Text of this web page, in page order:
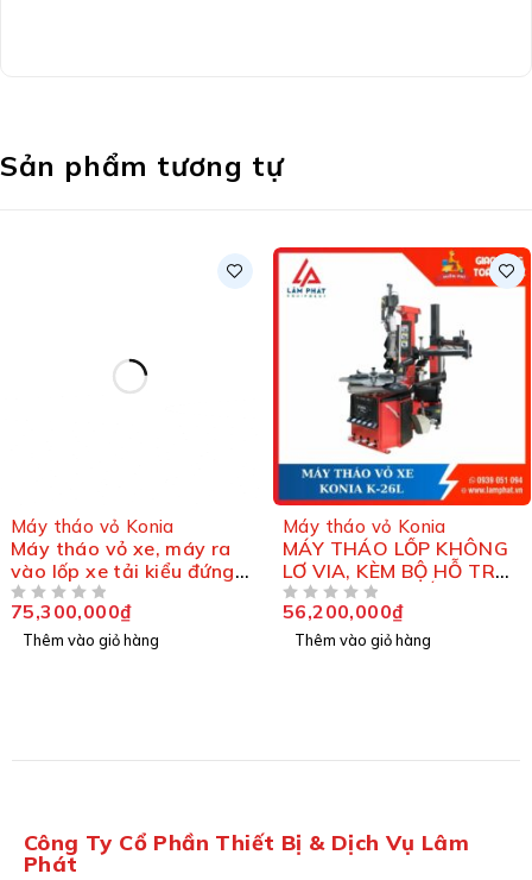
Sản phẩm tương tự
Máy tháo vỏ Konia
Máy tháo vỏ xe, máy ra
vào lốp xe tải kiểu đứng
KONIA K1300-380
75,300,000₫
Thêm vào giỏ hàng
Máy tháo vỏ Konia
MÁY THÁO LỐP KHÔNG
LƠ VIA, KÈM BỘ HỖ TRỢ
VÀ BỘ NÂNG LỐP KONIA
K-26L
56,200,000₫
Thêm vào giỏ hàng
Công Ty Cổ Phần Thiết Bị & Dịch Vụ Lâm
Phát